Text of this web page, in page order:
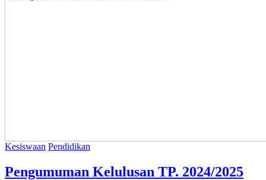
Kesiswaan Pendidikan
Pengumuman Kelulusan TP. 2024/2025